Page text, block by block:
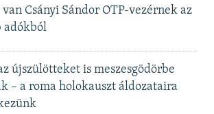
van Csányi Sándor OTP-vezérnek az
adókból
újszülötteket is meszesgödörbe
– a roma holokauszt áldozataira